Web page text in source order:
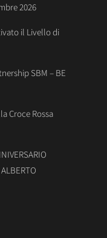
2026
il Livello di
SBM – BE
Croce Rossa